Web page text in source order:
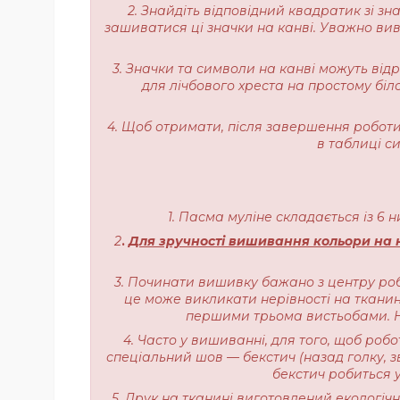
2. Знайдіть відповідний квадратик зі
зашиватися ці значки на канві. Уважно
3. Значки та символи на канві можуть
для лічбового хреста на простому
4. Щоб отримати, після завершення
в таблиці
1. Пасма муліне складається із 6
2.Для зручності вишивання кольори на
3. Починати вишивку бажано з центру
це може викликати нерівності на
першими трьома вистьобами.
4. Часто у вишиванні, для того, щоб
спеціальний шов — бекстич (назад голку,
бекстич робиться